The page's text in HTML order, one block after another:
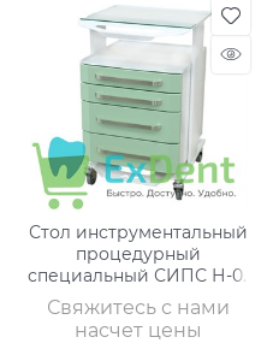
Стол инструментальный
процедурный
специальный СИПС Н-01
Свяжитесь с нами
насчет цены